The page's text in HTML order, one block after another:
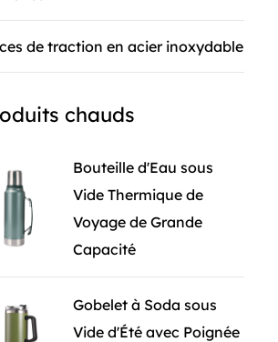
de traction en acier inoxydable
chauds
Bouteille d'Eau sous
Vide Thermique de
Voyage de Grande
Capacité
Gobelet à Soda sous
Vide d'Été avec Poignée